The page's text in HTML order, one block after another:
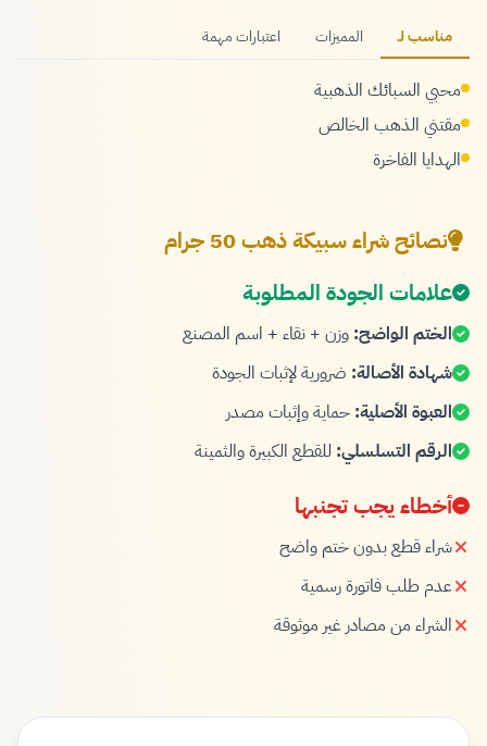
مناسب لـ المميزات اعتبارات مهمة
محبي السبائك الذهبية
مقتني الذهب الخالص
الهدايا الفاخرة
نصائح شراء سبيكة ذهب 50 جرام
علامات الجودة المطلوبة
الختم الواضح: وزن + نقاء + اسم المصنع
شهادة الأصالة: ضرورية لإثبات الجودة
العبوة الأصلية: حماية وإثبات مصدر
الرقم التسلسلي: للقطع الكبيرة والثمينة
أخطاء يجب تجنبها
شراء قطع بدون ختم واضح
عدم طلب فاتورة رسمية
الشراء من مصادر غير موثوقة